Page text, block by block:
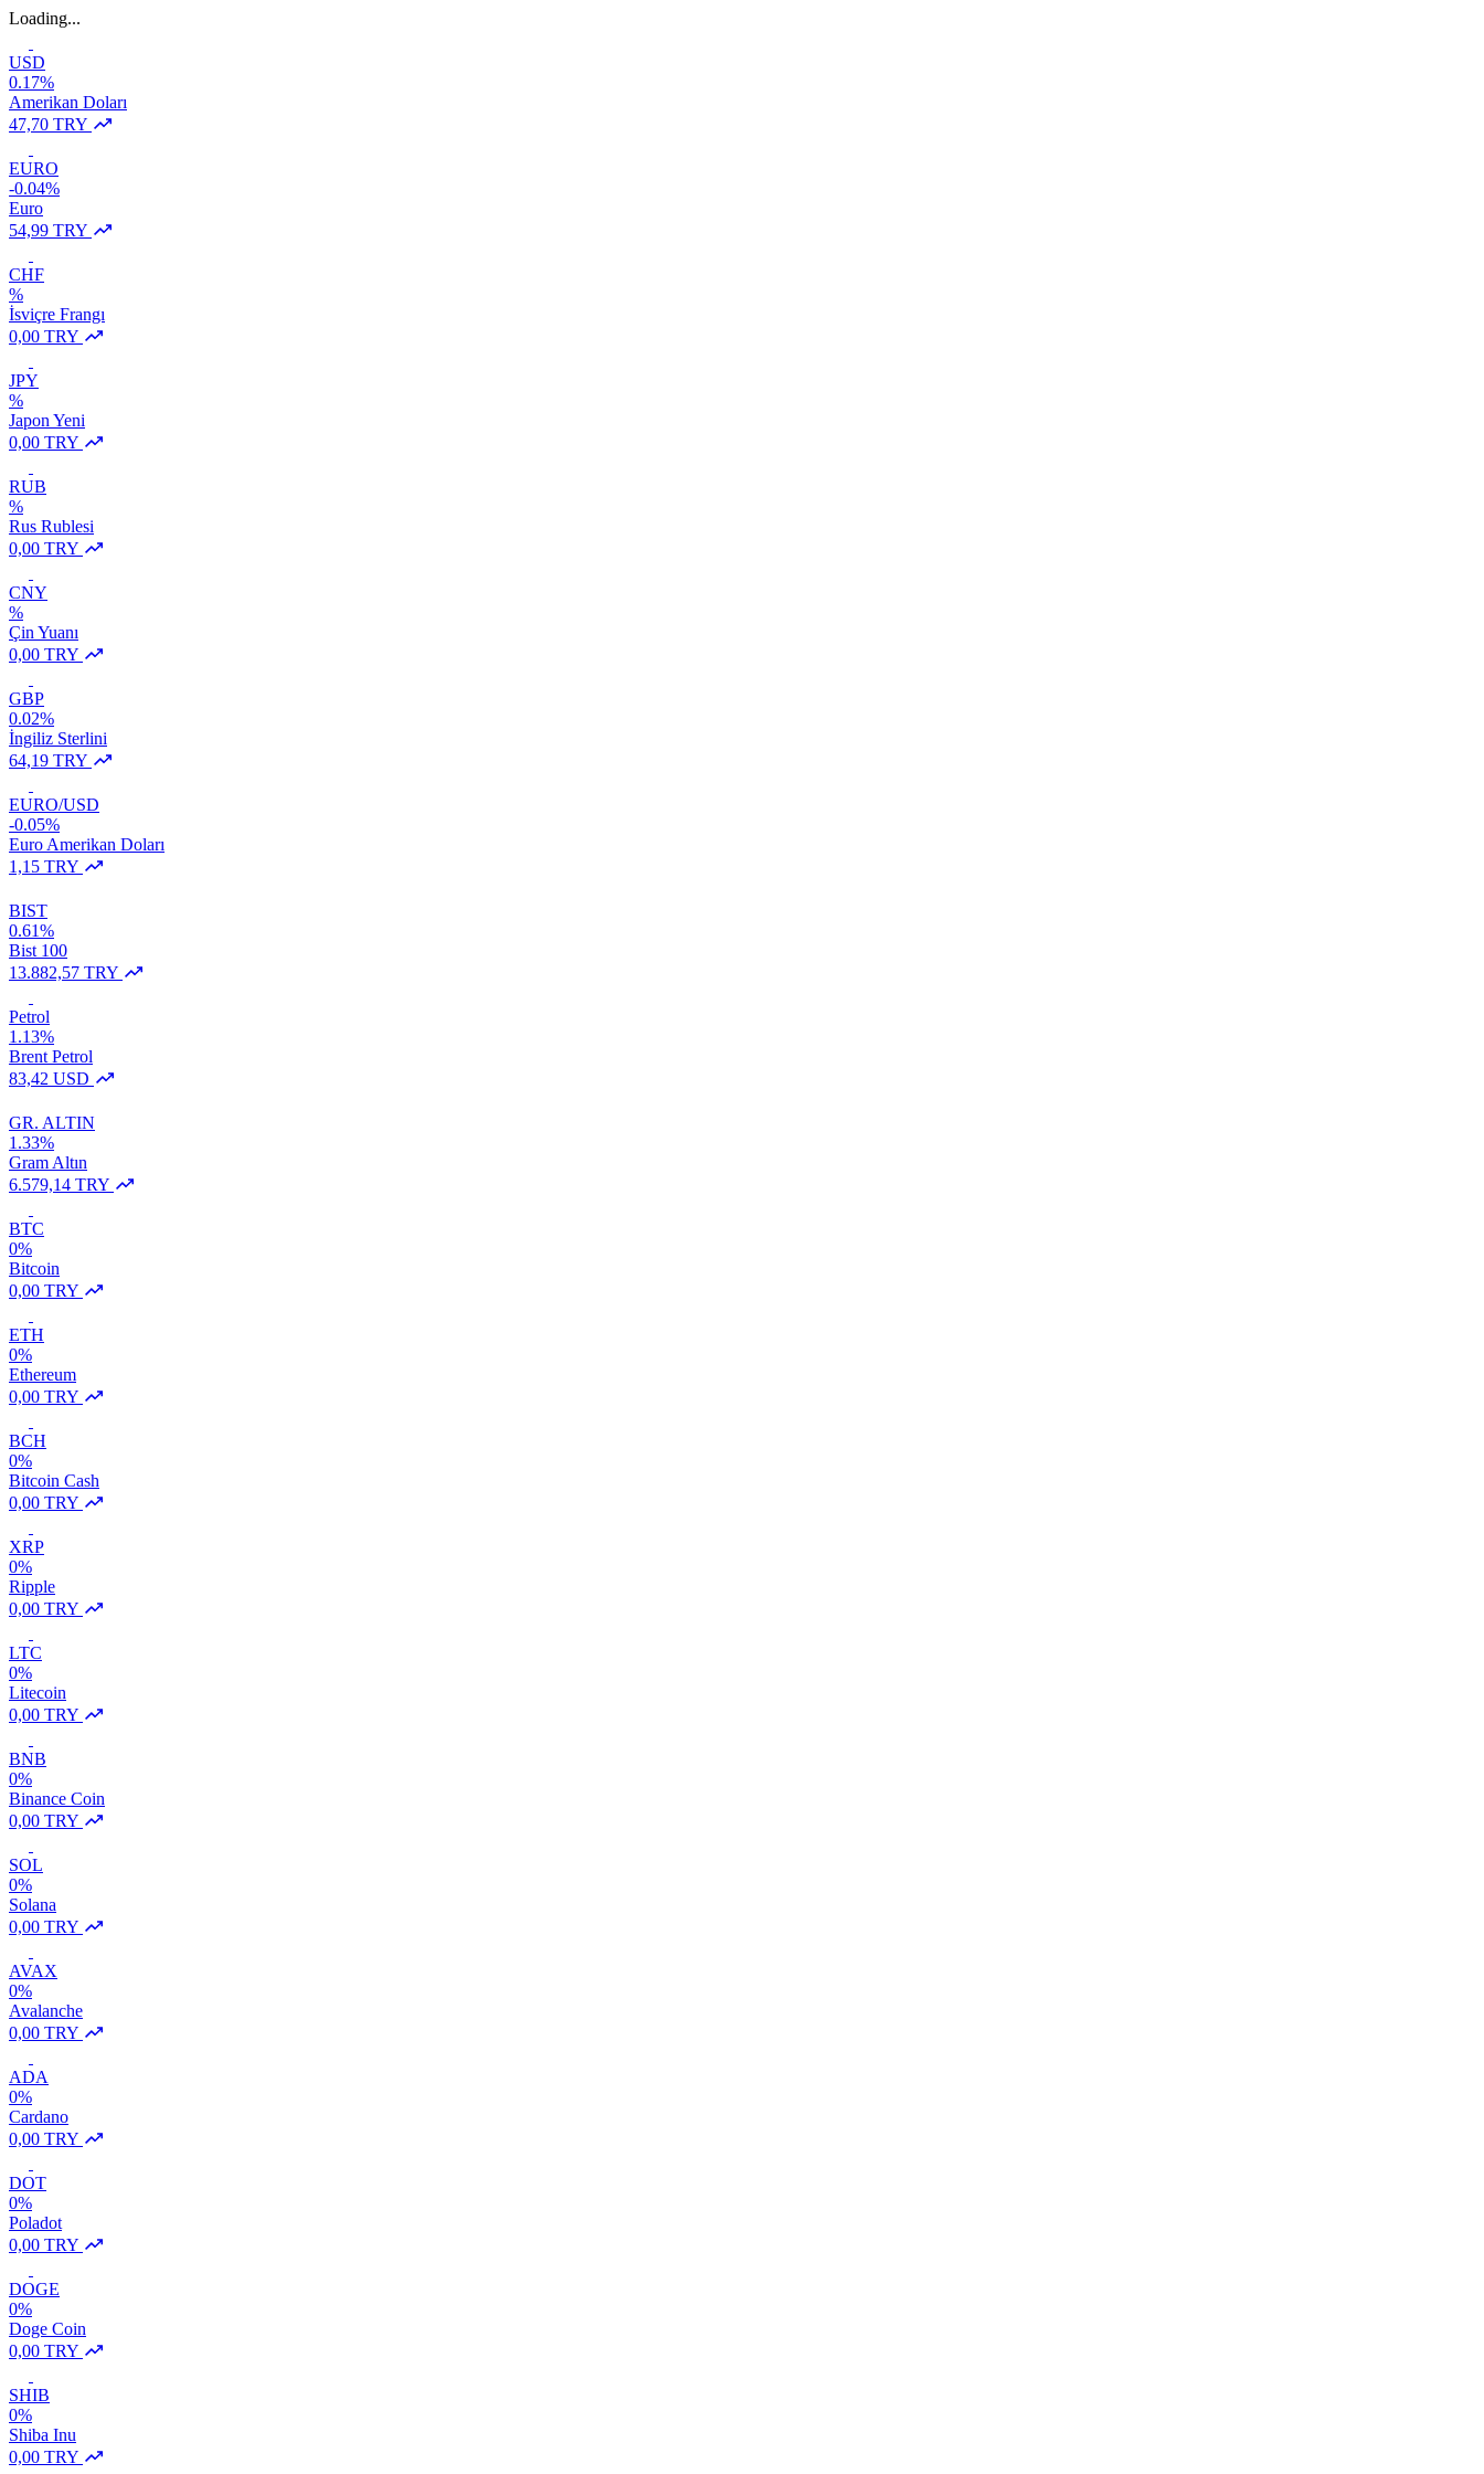
Loading...
USD
0.17%
Amerikan Doları
47,70 TRY
EURO
-0.04%
Euro
54,99 TRY
CHF
%
İsviçre Frangı
0,00 TRY
JPY
%
Japon Yeni
0,00 TRY
RUB
%
Rus Rublesi
0,00 TRY
CNY
%
Çin Yuanı
0,00 TRY
GBP
0.02%
İngiliz Sterlini
64,19 TRY
EURO/USD
-0.05%
Euro Amerikan Doları
1,15 TRY
BIST
0.61%
Bist 100
13.882,57 TRY
Petrol
1.13%
Brent Petrol
83,42 USD
GR. ALTIN
1.33%
Gram Altın
6.579,14 TRY
BTC
0%
Bitcoin
0,00 TRY
ETH
0%
Ethereum
0,00 TRY
BCH
0%
Bitcoin Cash
0,00 TRY
XRP
0%
Ripple
0,00 TRY
LTC
0%
Litecoin
0,00 TRY
BNB
0%
Binance Coin
0,00 TRY
SOL
0%
Solana
0,00 TRY
AVAX
0%
Avalanche
0,00 TRY
ADA
0%
Cardano
0,00 TRY
DOT
0%
Poladot
0,00 TRY
DOGE
0%
Doge Coin
0,00 TRY
SHIB
0%
Shiba Inu
0,00 TRY